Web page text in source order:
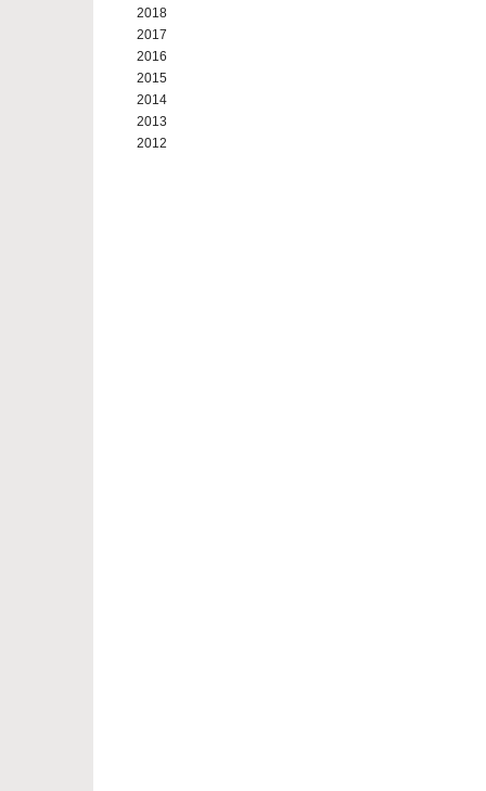
2018
2017
2016
2015
2014
2013
2012